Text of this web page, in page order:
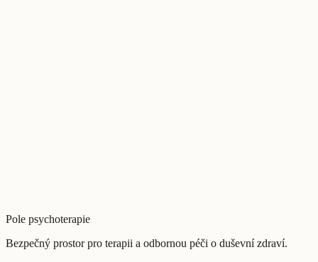
Pole psychoterapie
Bezpečný prostor pro terapii a odbornou péči o duševní zdraví.